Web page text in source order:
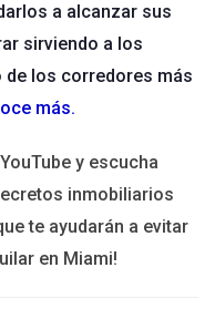
de bienestar que
hasta clases de
el ambiente
estrés y mayor
del equipo.
a alcanzar sus
sirviendo a los
de los corredores más
más.
y escucha
inmobiliarios
te ayudarán a evitar
en Miami!